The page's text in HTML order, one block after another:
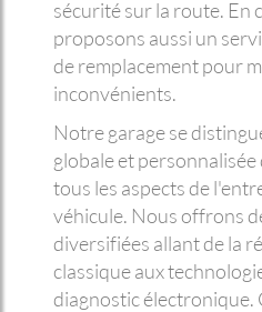
sécurité sur la route. En
proposons aussi un
de remplacement pour
inconvénients.
Notre garage se
globale et
tous les aspects de
véhicule. Nous offrons
diversifiées allant de la
classique aux
diagnostic électronique.